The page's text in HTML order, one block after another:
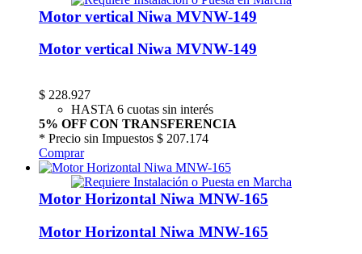
Motor vertical Niwa MVNW-149
Motor vertical Niwa MVNW-149
$ 228.927
HASTA 6 cuotas sin interés
5% OFF CON TRANSFERENCIA
* Precio sin Impuestos $ 207.174
Comprar
Motor Horizontal Niwa MNW-165
Motor Horizontal Niwa MNW-165